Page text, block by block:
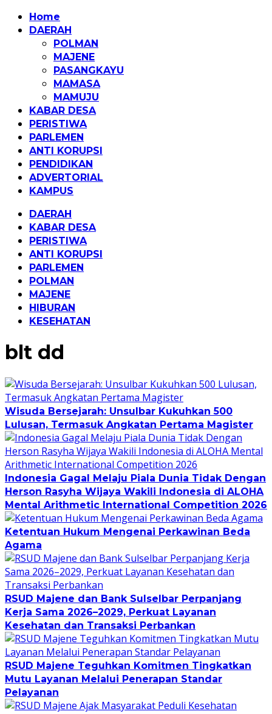
TajamHome
DAERAH
POLMAN
MAJENE
PASANGKAYU
MAMASA
MAMUJU
KABAR DESA
PERISTIWA
PARLEMEN
ANTI KORUPSI
PENDIDIKAN
ADVERTORIAL
KAMPUS
DAERAH
KABAR DESA
PERISTIWA
ANTI KORUPSI
PARLEMEN
POLMAN
MAJENE
HIBURAN
KESEHATAN
blt dd
Wisuda Bersejarah: Unsulbar Kukuhkan 500
Lulusan, Termasuk Angkatan Pertama Magister
Indonesia Gagal Melaju Piala Dunia Tidak Dengan
Herson Rasyha Wijaya Wakili Indonesia di ALOHA
Mental Arithmetic International Competition 2026
Ketentuan Hukum Mengenai Perkawinan Beda
Agama
RSUD Majene dan Bank Sulselbar Perpanjang
Kerja Sama 2026–2029, Perkuat Layanan
Kesehatan dan Transaksi Perbankan
RSUD Majene Teguhkan Komitmen Tingkatkan
Mutu Layanan Melalui Penerapan Standar
Pelayanan